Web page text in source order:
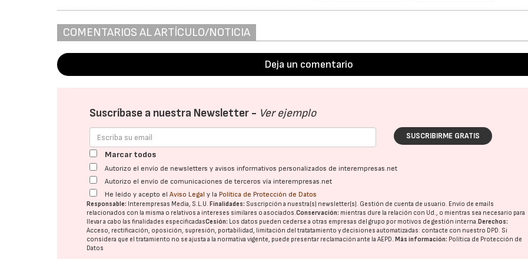
COMENTARIOS AL ARTÍCULO/NOTICIA
Deja un comentario
Suscríbase a nuestra Newsletter - Ver ejemplo
SUSCRIBIRME GRATIS
Marcar todos
Autorizo el envío de newsletters y avisos informativos personalizados de interempresas.net
Autorizo el envío de comunicaciones de terceros vía interempresas.net
He leído y acepto elAviso Legal y la Política de Protección de Datos
Responsable: Interempresas Media, S.L.U. Finalidades: Suscripción a nuestra(s) newsletter(s). Gestión de cuenta de usuario. Envío de emails
relacionados con la misma o relativos a intereses similares o asociados.Conservación: mientras dure la relación con Ud., o mientras sea necesario para
llevar a cabo las finalidades especificadasCesión: Los datos pueden cederse a otras empresas del grupo por motivos de gestión interna. Derechos:
Acceso, rectificación, oposición, supresión, portabilidad, limitación del tratatamiento y decisiones automatizadas: contacte con nuestro DPD. Si
considera que el tratamiento no se ajusta a la normativa vigente, puede presentar reclamación ante laAEPD. Más información: Política de Protección de
Datos
23/07/2026 30/07/2026